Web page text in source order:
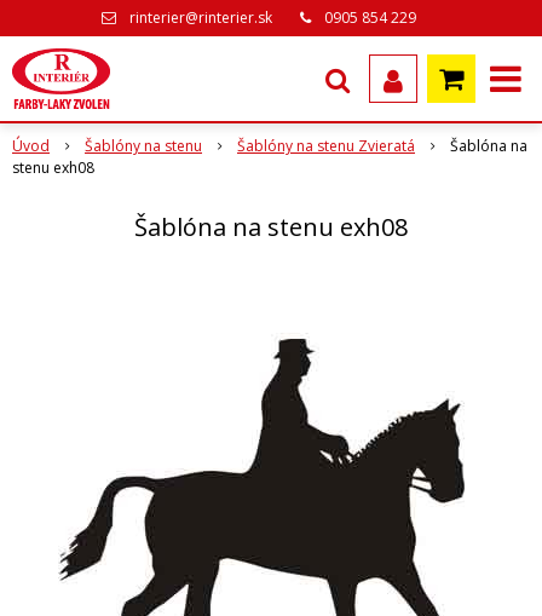
rinterier@rinterier.sk 0905 854 229
Úvod Šablóny na stenu Šablóny na stenu Zvieratá
Šablóna na
stenu exh08
Šablóna na stenu exh08